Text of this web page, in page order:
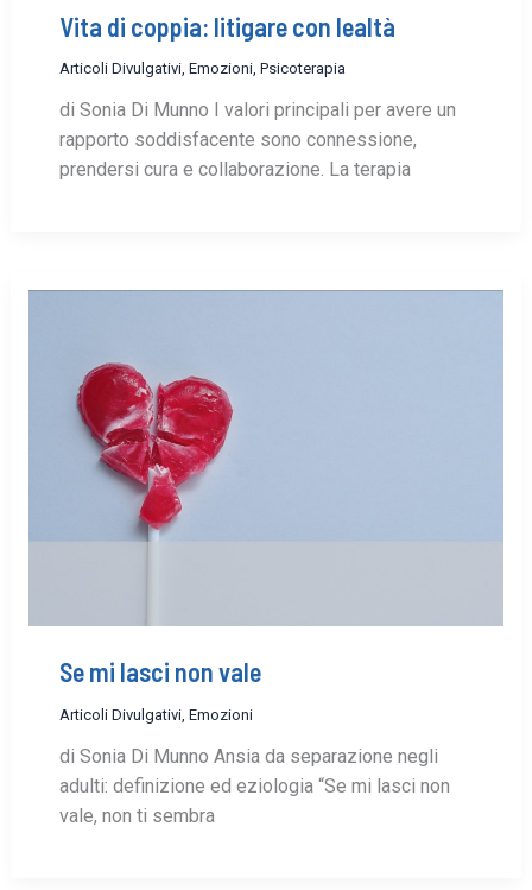
Vita di coppia: litigare con lealtà
Articoli Divulgativi, Emozioni, Psicoterapia
di Sonia Di Munno I valori principali per avere un
rapporto soddisfacente sono connessione,
prendersi cura e collaborazione. La terapia
Se mi lasci non vale
Articoli Divulgativi, Emozioni
di Sonia Di Munno Ansia da separazione negli
adulti: definizione ed eziologia “Se mi lasci non
vale, non ti sembra